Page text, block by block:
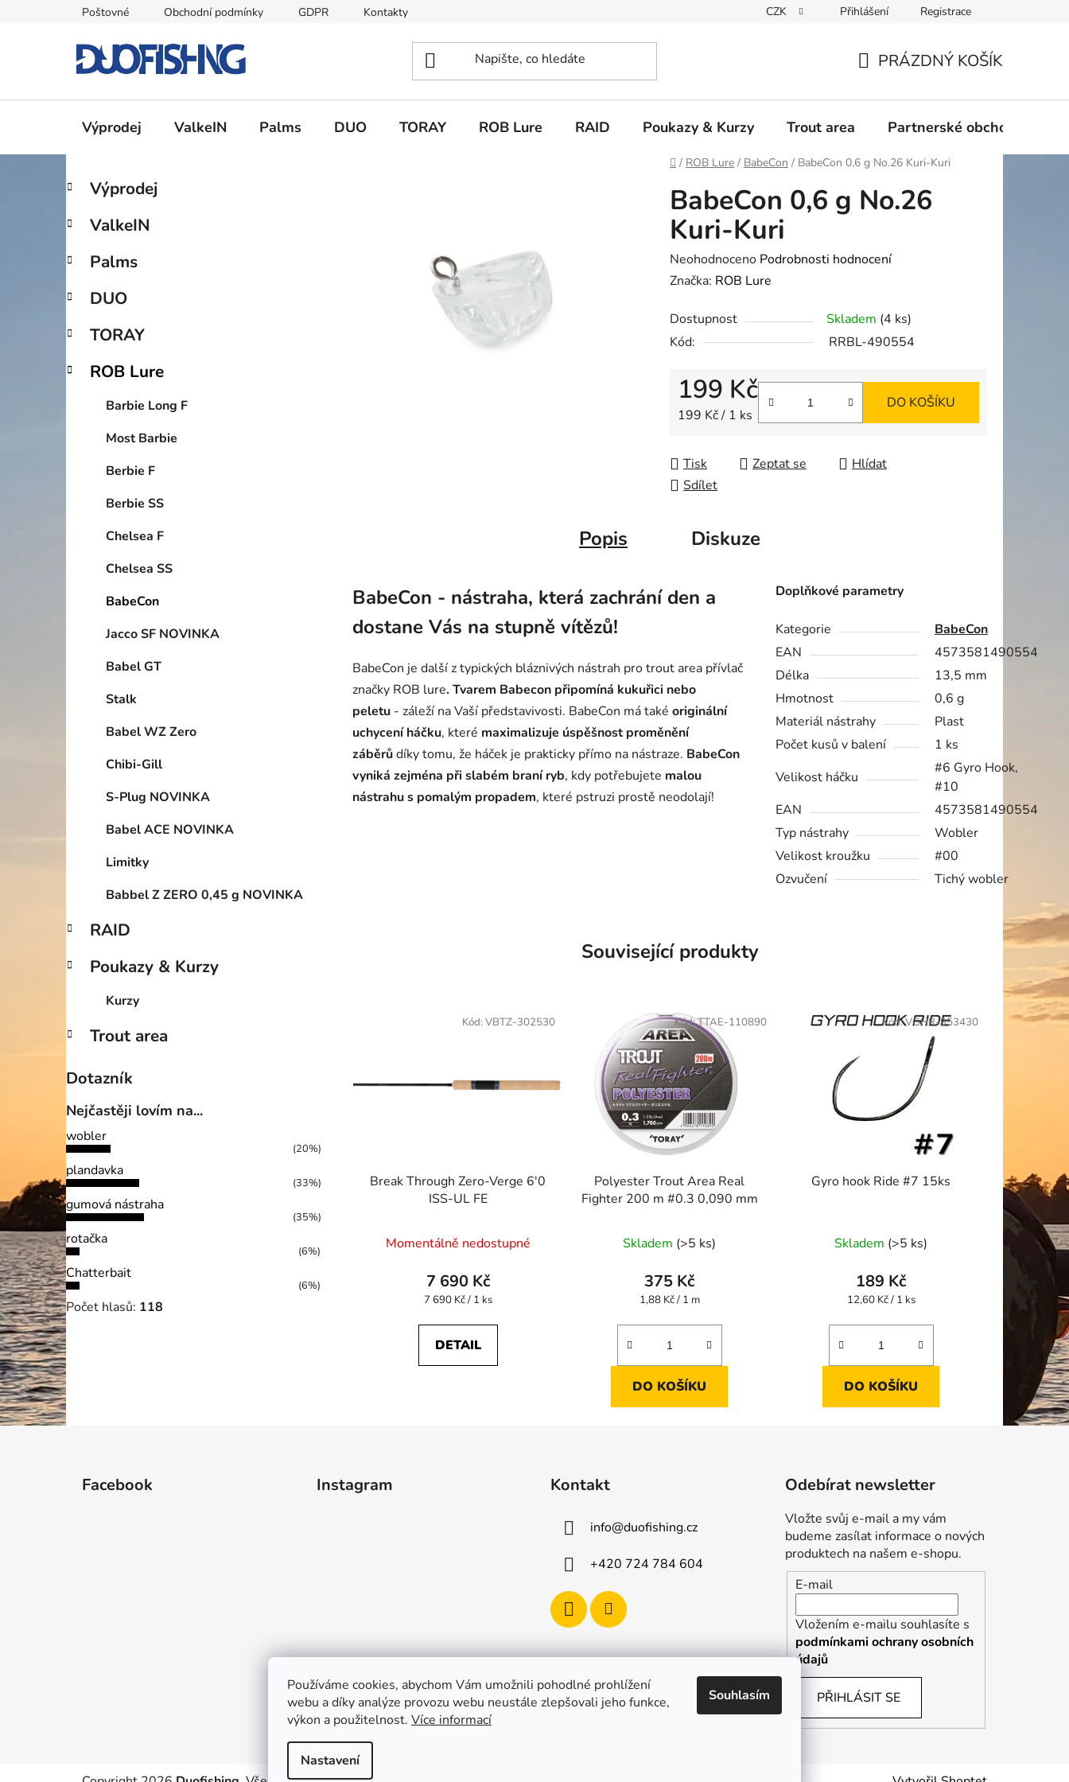
Používáme cookies, abychom Vám umožnili pohodlné prohlížení
webu a díky analýze provozu webu neustále zlepšovali jeho funkce,
výkon a použitelnost. Více informací
Nastavení
Souhlasím
Poštovné Obchodní podmínky GDPR Kontakty CZK Přihlášení Registrace
KOŠÍK
PRÁZDNÝ KOŠÍK
Výprodej ValkeIN Palms DUO TORAY ROB Lure RAID Poukazy & Kurzy Trout area Partnerské obchody
Domů
/ ROB Lure / BabeCon / BabeCon 0,6 g No.26 Kuri-Kuri
P
s
r
n
n
í
p
Přeskočit
kategorie
K
a
e
o
i
Výprodej
ValkeIN
Palms
DUO
TORAY
ROB Lure
Barbie Long F
Most Barbie
Berbie F
Berbie SS
Chelsea F
Chelsea SS
BabeCon
Jacco SF NOVINKA
Babel GT
Stalk
Babel WZ Zero
Chibi-Gill
S-Plug NOVINKA
Babel ACE NOVINKA
Limitky
Babbel Z ZERO 0,45 g NOVINKA
RAID
Poukazy & Kurzy
Kurzy
Trout area
Dotazník
Nejčastěji lovím na...
wobler
(20%)
plandavka
(33%)
gumová nástraha
(35%)
rotačka
(6%)
Chatterbait
(6%)
Počet hlasů: 118
BabeCon 0,6 g No.26
Kuri-Kuri
Průměrné
hodnocení
je
0,0
hvězdiček.
Neohodnoceno Podrobnosti hodnocení
Značka: ROB Lure
Dostupnost Skladem (4 ks)
Kód:
RRBL-490554
199 Kč
Měrná cena:
199 Kč / 1 ks
DO KOŠÍKU
Tisk Zeptat se
Hlídat
Sdílet
Popis Diskuze
BabeCon - nástraha, která zachrání den a
dostane Vás na stupně vítězů!
BabeCon je další z typických bláznivých nástrah pro trout area přívlač
značky ROB lure. Tvarem Babecon připomíná kukuřici nebo
peletu - záleží na Vaší představivosti. BabeCon má také originální
uchycení háčku, které maximalizuje úspěšnost proměnění
záběrůdíky tomu, že háček je prakticky přímo na nástraze. BabeCon
vyniká zejména při slabém braní ryb, kdy potřebujete malou
nástrahu s pomalým propadem, které pstruzi prostě neodolají!
Doplňkové parametry
Kategorie
BabeCon
EAN
4573581490554
Délka
13,5 mm
Hmotnost
0,6 g
Materiál nástrahy
Plast
Počet kusů v balení
1 ks
Velikost háčku
#6 Gyro Hook,
#10
EAN
4573581490554
Typ nástrahy
Wobler
Velikost kroužku
#00
Ozvučení
Tichý wobler
Související produkty
Break Through Zero-Verge 6'0
ISS-UL FE
Momentálně nedostupné
7 690 Kč
Měrná
7 690 Kč / 1 ks
DETAIL
Kód: VBTZ-302530
Polyester Trout Area Real
Fighter 200 m #0.3 0,090 mm
Skladem (>5 ks)
375 Kč
Měrná
1,88 Kč / 1 m
DO KOŠÍKU
Kód:TTAE-110890
Gyro hook Ride #7 15ks
Skladem (>5 ks)
189 Kč
Měrná
12,60 Kč / 1 ks
DO KOŠÍKU
Kód:VGHR-953430
Facebook Instagram Kontakt
info@duofishing.cz
+420 724 784 604
Odebírat newsletter
Vložte svůj e-mail a my vám
budeme zasílat informace o nových
produktech na našem e-shopu.
E-mail
Vložením e-mailu souhlasíte s
podmínkami ochrany osobních
údajů
PŘIHLÁSIT SE